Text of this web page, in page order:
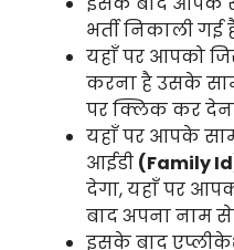
भर्ती निकाली
यहाँ पर आपको
करना है उसके
पर क्लिक कर
यहाँ पर आपके
आईडी (Family
देगा, यहाँ पर
बाद अपना नाम
इसके बाद